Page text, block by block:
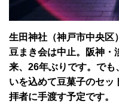
生田神社（神戸市中央区
豆まき会は中止。阪神・
来、26年ぶりです。で
いを込めて豆菓子のセッ
拝者に手渡す予定です。